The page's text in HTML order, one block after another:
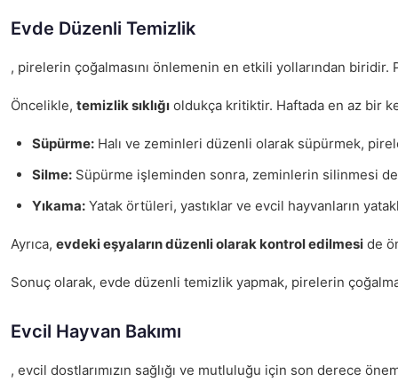
Evde Düzenli Temizlik
, pirelerin çoğalmasını önlemenin en etkili yollarından
Öncelikle, temizlik sıklığı oldukça kritiktir. Haftada en az bir
Süpürme: Halı ve zeminleri düzenli olarak süpürmek,
Silme: Süpürme işleminden sonra, zeminlerin silinmesi
Yıkama: Yatak örtüleri, yastıklar ve evcil hayvanların
Ayrıca, evdeki eşyaların düzenli olarak kontrol edilmesi de
Sonuç olarak, evde düzenli temizlik yapmak, pirelerin
Evcil Hayvan Bakımı
, evcil dostlarımızın sağlığı ve mutluluğu için son derece